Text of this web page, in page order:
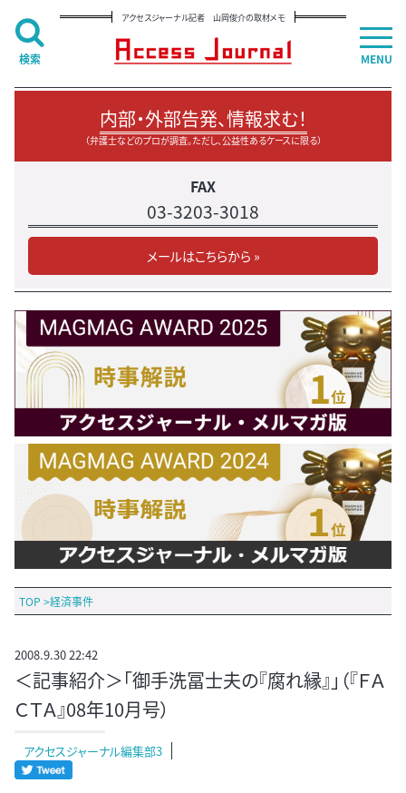
アクセスジャーナル記者 山岡俊介の取材メモ
内部・外部告発、情報求む！
（弁護士などのプロが調査。ただし、公益性あるケースに限る）
FAX
03-3203-3018
メールはこちらから »
TOP >経済事件
2008.9.30 22:42
＜記事紹介＞「御手洗冨士夫の『腐れ縁』」（『ＦＡ
ＣＴＡ』08年10月号）
アクセスジャーナル編集部3
MENU
検索